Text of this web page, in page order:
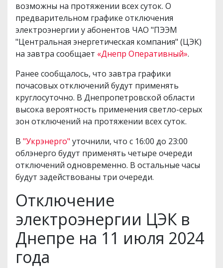
возможны на протяжении всех суток. О
предварительном графике отключения
электроэнергии у абонентов ЧАО "ПЭЭМ
"Центральная энергетическая компания" (ЦЭК)
на завтра сообщает «Днепр Оперативный».
Ранее сообщалось, что завтра графики
почасовых отключений будут применять
круглосуточно. В Днепропетровской области
высока вероятность применения светло-серых
зон отключений на протяжении всех суток.
В "Укрэнерго" уточнили, что с 16:00 до 23:00
облэнерго будут применять четыре очереди
отключений одновременно. В остальные часы
будут задействованы три очереди.
Отключение
электроэнергии ЦЭК в
Днепре на 11 июля 2024
года